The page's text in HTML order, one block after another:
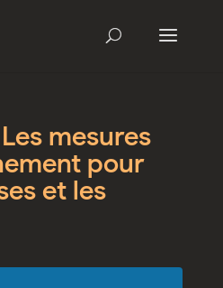
mesures
pour
et les